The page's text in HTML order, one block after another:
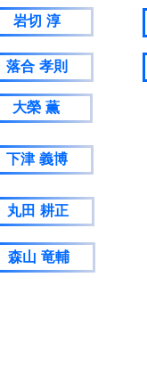
岩切 淳
落合 孝則
大榮 薫
下津 義博
丸田 耕正
森山 竜輔